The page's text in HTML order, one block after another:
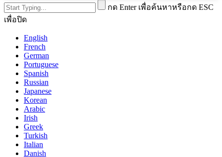
กด Enter เพื่อค้นหาหรือกด ESC
เพื่อปิด
English
French
German
Portuguese
Spanish
Russian
Japanese
Korean
Arabic
Irish
Greek
Turkish
Italian
Danish